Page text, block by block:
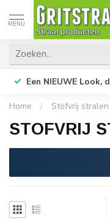
MENU
Een NIEUWE
Home / Stofvrij stralen
STOFVRIJ